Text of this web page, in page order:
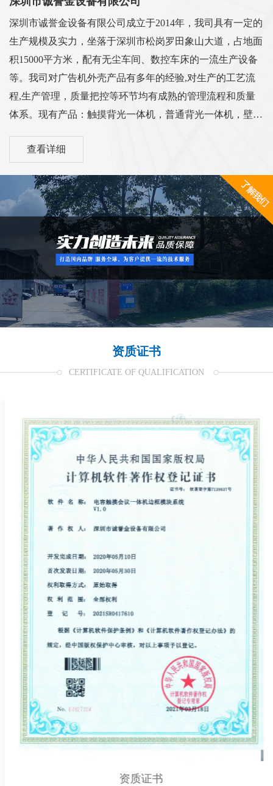
深圳市诚誉金设备有限公司成立于2014年，我司具有一定的
生产规模及实力，坐落于深圳市松岗罗田象山大道，占地面
积15000平方米，配有无尘车间、数控车床的一流生产设备
等。我司对广告机外壳产品有多年的经验,对生产的工艺流
程,生产管理，质量把控等环节均有成熟的管理流程和质量
体系。现有产品：触摸背光一体机，普通背光一体机，壁挂
广告机，机壳套料等多系列外壳...
查看详细
资质证书
CERTIFICATE OF QUALIFICATION
资质证书